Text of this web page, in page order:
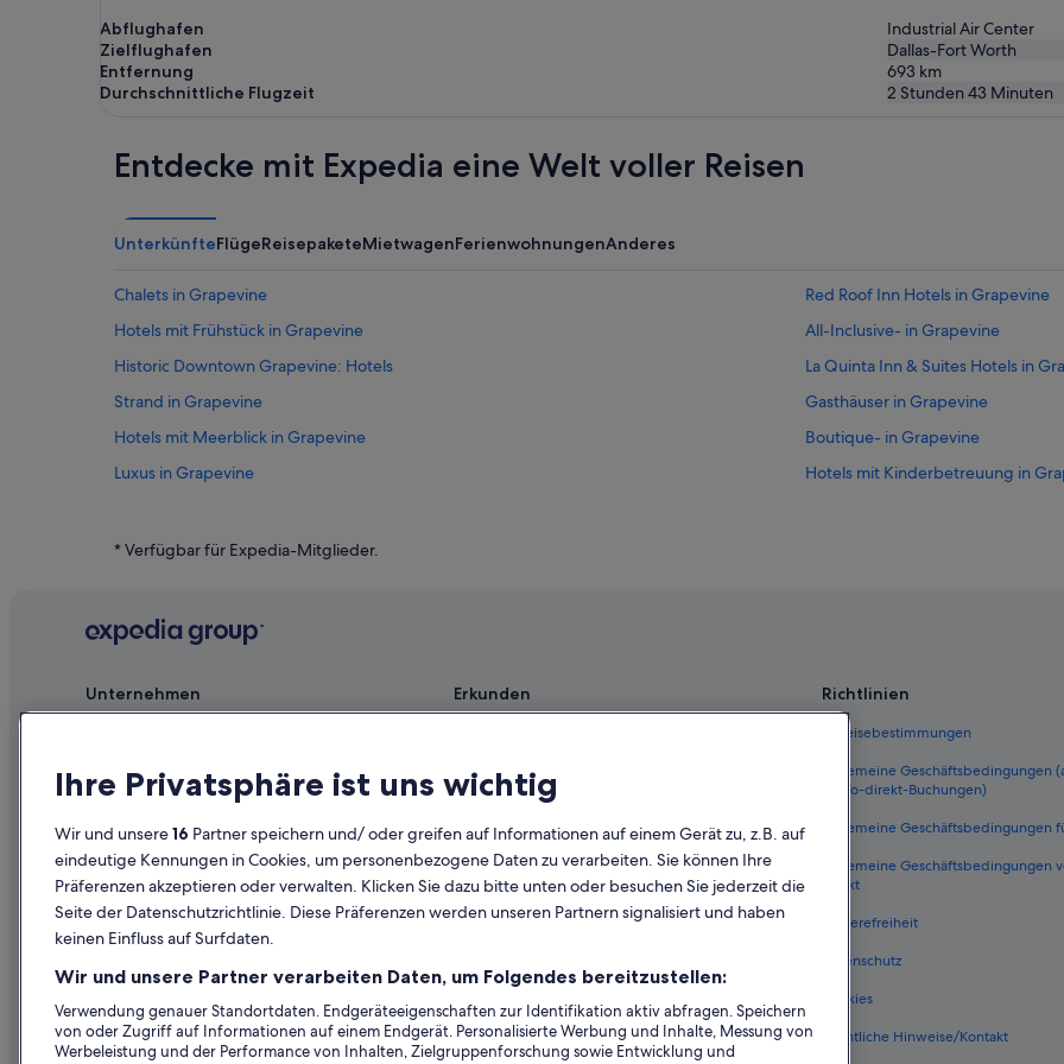
Abflughafen
Industrial Air Center
Zielflughafen
Dallas-Fort Worth
Entfernung
693 km
Durchschnittliche Flugzeit
2 Stunden 43 Minuten
Entdecke mit Expedia eine Welt voller Reisen
UnterkünfteFlügeReisepaketeMietwagenFerienwohnungenAnderes
Chalets in Grapevine
Red Roof Inn Hotels in Grapevine
Hotels mit Frühstück in Grapevine
All-Inclusive- in Grapevine
Historic Downtown Grapevine: Hotels
La Quinta Inn & Suites Hotels in
Strand in Grapevine
Gasthäuser in Grapevine
Hotels mit Meerblick in Grapevine
Boutique- in Grapevine
Luxus in Grapevine
Hotels mit Kinderbetreuung in
Romantische in Grapevine
Baumhäuser in Grapevine
Günstige in Grapevine
Hotels mit Pool in Grapevine
* Verfügbar für Expedia-Mitglieder.
Unternehmen
Unterkunft registrieren
Affiliate Marketing
Presse
Erkunden
Hotels in Deutschland
Ferienwohnungen Deutschland
Innerdeutsche Flüge
Mietwagen Deutschland
Richtlinien
Einreisebestimmungen
Allgemeine Geschäftsbedingungen
FeWo-direkt-Buchungen)
Allgemeine Geschäftsbedingungen
Allgemeine Geschäftsbedingungen
direkt
Barrierefreiheit
Datenschutz
Cookies
Rechtliche Hinweise/Kontakt
Ihre Privatsphäre ist uns wichtig
Wir und unsere16 Partner speichern und/ oder greifen auf Informationen auf einem Gerät zu, z.B. auf
eindeutige Kennungen in Cookies, um personenbezogene Daten zu verarbeiten. Sie können Ihre
Präferenzen akzeptieren oder verwalten. Klicken Sie dazu bitte unten oder besuchen Sie jederzeit die
Seite der Datenschutzrichtlinie. Diese Präferenzen werden unseren Partnern signalisiert und haben
keinen Einfluss auf Surfdaten.
Wir und unsere Partner verarbeiten Daten, um Folgendes bereitzustellen:
Verwendung genauer Standortdaten. Endgeräteeigenschaften zur Identifikation aktiv abfragen. Speichern
von oder Zugriff auf Informationen auf einem Endgerät. Personalisierte Werbung und Inhalte, Messung von
Werbeleistung und der Performance von Inhalten, Zielgruppenforschung sowie Entwicklung und